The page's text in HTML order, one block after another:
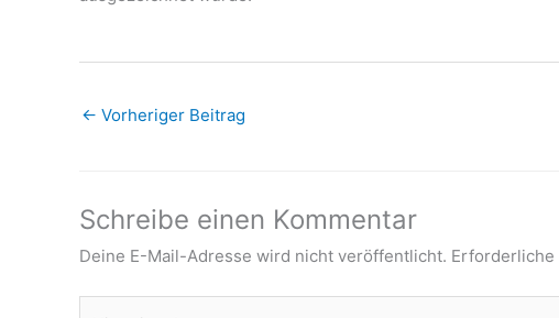
← Vorheriger Beitrag
Schreibe einen Kommentar
Deine E-Mail-Adresse wird nicht veröffentlicht. Erforderliche